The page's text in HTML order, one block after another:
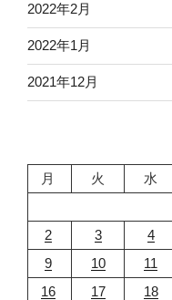
2022年2月
2022年1月
2021年12月
月
火 水
2
3 4
9
10 11
16
17 18